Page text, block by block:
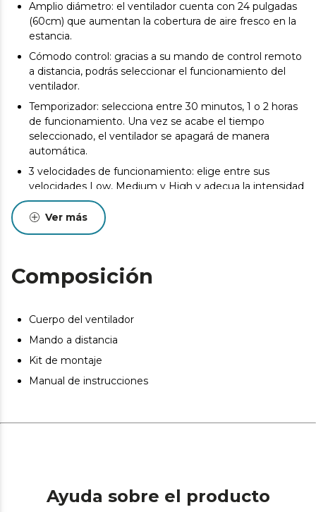
Amplio diámetro: el ventilador cuenta con 24 pulgadas
(60cm) que aumentan la cobertura de aire fresco en la
estancia.
Cómodo control: gracias a su mando de control remoto
a distancia, podrás seleccionar el funcionamiento del
ventilador.
Temporizador: selecciona entre 30 minutos, 1 o 2 horas
de funcionamiento. Una vez se acabe el tiempo
seleccionado, el ventilador se apagará de manera
automática.
3 velocidades de funcionamiento: elige entre sus
velocidades Low, Medium y High y adecua la intensidad
de flujo de aire según tus preferencias.
5 aspas aerodinámicas: sus aspas están diseñadas para
maximizar el flujo de aire y garantizar un caudal
Invierno/verano: el ventilador dispone de un sistema de
inversión de giro del motor para realizar la función
de una agradable brisa en verano y, en sentido contrario,
complementará tu sistema de calefacción en invierno.
Ver más
Composición
Cuerpo del ventilador
Mando a distancia
Kit de montaje
Manual de instrucciones
Ayuda sobre el producto